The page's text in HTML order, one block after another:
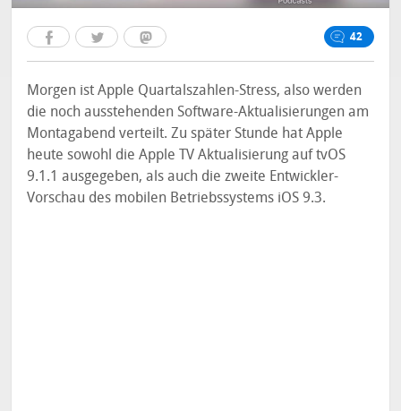
42
Morgen ist Apple Quartalszahlen-Stress, also werden
die noch ausstehenden Software-Aktualisierungen am
Montagabend verteilt. Zu später Stunde hat Apple
heute sowohl die Apple TV Aktualisierung auf tvOS
9.1.1 ausgegeben, als auch die zweite Entwickler-
Vorschau des mobilen Betriebssystems iOS 9.3.